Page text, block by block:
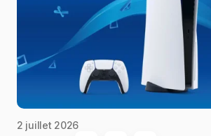
2 juillet 2026